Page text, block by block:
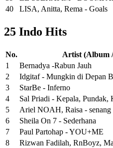
40
LISA, Anitta, Rema - Goals
25 Indo Hits
No.
Artist (Album
1
Bernadya -Rabun Jauh
2
Idgitaf - Mungkin di Depan
3
StarBe - Inferno
4
Sal Priadi - Kepala, Pundak,
5
Ariel NOAH, Raisa - senang
6
Sheila On 7 - Sederhana
7
Paul Partohap - YOU+ME
8
Rizwan Fadilah, RnBoyz,